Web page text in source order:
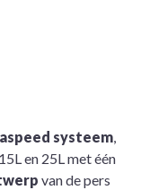
systeem,
en 25L met één
van depers